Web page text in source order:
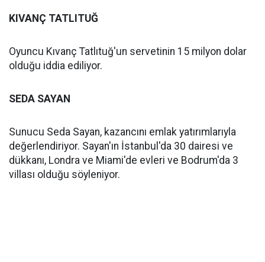
KIVANÇ TATLITUĞ
Oyuncu Kıvanç Tatlıtuğ'un servetinin 15 milyon dolar
olduğu iddia ediliyor.
SEDA SAYAN
Sunucu Seda Sayan, kazancını emlak yatırımlarıyla
değerlendiriyor. Sayan'ın İstanbul'da 30 dairesi ve
dükkanı, Londra ve Miami'de evleri ve Bodrum'da 3
villası olduğu söyleniyor.